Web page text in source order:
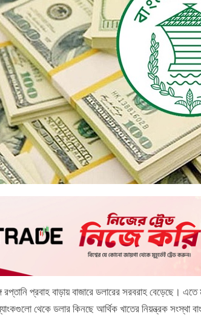
রপ্তানি প্রবাহ বাড়ায় বাজারে ডলারের সরবরাহ বেড়েছে।
থেকে ডলার কিনছে আর্থিক খাতের নিয়ন্ত্রক সংস্থা